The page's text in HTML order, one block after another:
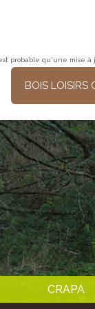
BOIS LOISIRS
qu'une mise à
CRAPA